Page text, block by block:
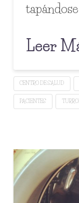
Leer
CENTRO DE SALUD
PACIENTES